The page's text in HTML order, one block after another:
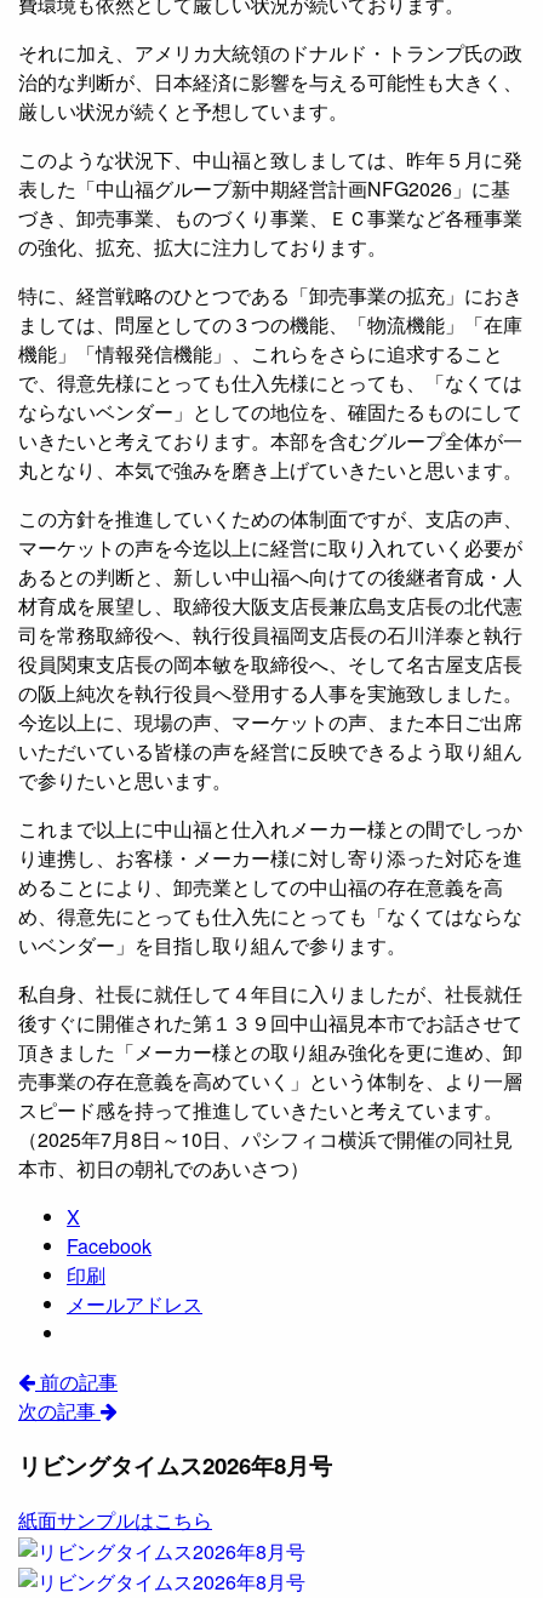
それに加え、アメリカ大統領のドナルド・トランプ氏の政
治的な判断が、日本経済に影響を与える可能性も大きく、
厳しい状況が続くと予想しています。
このような状況下、中山福と致しましては、昨年５月に発
表した「中山福グループ新中期経営計画NFG2026」に基
づき、卸売事業、ものづくり事業、ＥＣ事業など各種事業
の強化、拡充、拡大に注力しております。
特に、経営戦略のひとつである「卸売事業の拡充」におき
ましては、問屋としての３つの機能、「物流機能」「在庫
機能」「情報発信機能」、これらをさらに追求すること
で、得意先様にとっても仕入先様にとっても、「なくては
ならないベンダー」としての地位を、確固たるものにして
いきたいと考えております。本部を含むグループ全体が一
丸となり、本気で強みを磨き上げていきたいと思います。
この方針を推進していくための体制面ですが、支店の声、
マーケットの声を今迄以上に経営に取り入れていく必要が
あるとの判断と、新しい中山福へ向けての後継者育成・人
材育成を展望し、取締役大阪支店長兼広島支店長の北代憲
司を常務取締役へ、執行役員福岡支店長の石川洋泰と執行
役員関東支店長の岡本敏を取締役へ、そして名古屋支店長
の阪上純次を執行役員へ登用する人事を実施致しました。
今迄以上に、現場の声、マーケットの声、また本日ご出席
いただいている皆様の声を経営に反映できるよう取り組ん
で参りたいと思います。
これまで以上に中山福と仕入れメーカー様との間でしっか
り連携し、お客様・メーカー様に対し寄り添った対応を進
めることにより、卸売業としての中山福の存在意義を高
め、得意先にとっても仕入先にとっても「なくてはならな
いベンダー」を目指し取り組んで参ります。
私自身、社長に就任して４年目に入りましたが、社長就任
後すぐに開催された第１３９回中山福見本市でお話させて
頂きました「メーカー様との取り組み強化を更に進め、卸
売事業の存在意義を高めていく」という体制を、より一層
スピード感を持って推進していきたいと考えています。
（2025年7月8日～10日、パシフィコ横浜で開催の同社見
本市、初日の朝礼でのあいさつ）
X
Facebook
印刷
メールアドレス
前の記事
次の記事
リビングタイムス2026年8月号
紙面サンプルはこちら